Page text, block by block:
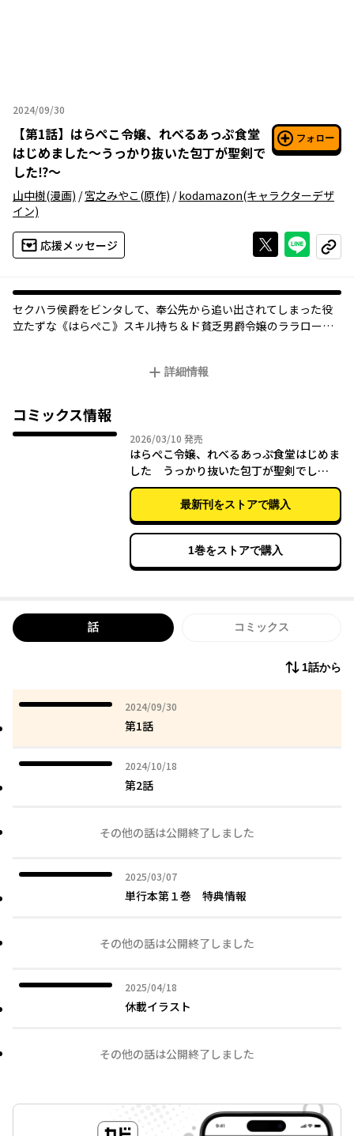
2024/09/30
2024年09月30日
【第1話】 はらぺこ令嬢、れべるあっぷ食堂
はじめました〜うっかり抜いた包丁が聖剣で
した⁉︎〜
フォロー
山中樹(漫画) /宮之みやこ(原作) /kodamazon(キャラクターデザ
イン)
応援メッセージ Xで投稿する
ライン
コピー
セクハラ侯爵をビンタして、奉公先から追い出されてしまった役
立たずな《はらぺこ》スキル持ち＆ド貧乏男爵令嬢のララロー
詳細情報
コミックス情報
2026/03/10 2026年03月10日
発売
はらぺこ令嬢、れべるあっぷ食堂はじめま
した うっかり抜いた包丁が聖剣でし
た！？（３）
最新刊をストアで購入
1巻をストアで購入
話 コミックス
1話から
2024/09/30
2024年09月30日
第1話
2024/10/18
2024年10月18日
第2話
その他の話は公開終了しました
2025/03/07
2025年03月07日
単行本第１巻 特典情報
その他の話は公開終了しました
2025/04/18
2025年04月18日
休載イラスト
その他の話は公開終了しました